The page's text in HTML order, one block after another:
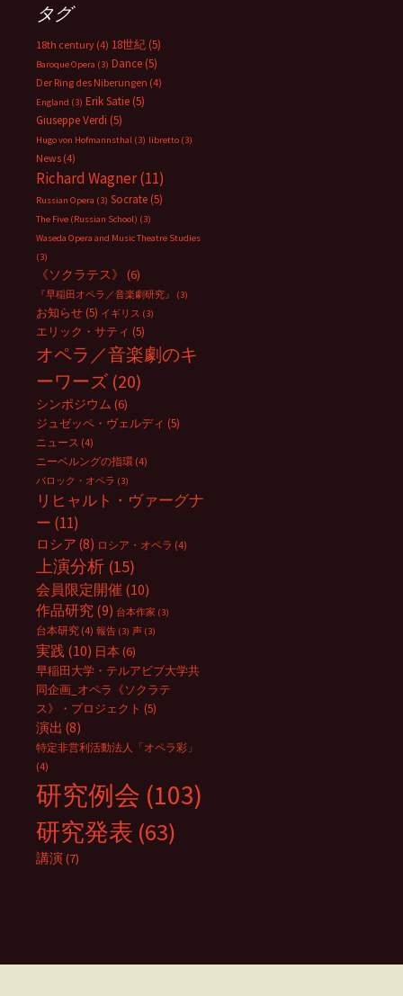
ブ
タグ
18th century (4) 18世紀 (5)
Baroque Opera (3) Dance (5)
Der Ring des Niberungen (4)
England (3) Erik Satie (5)
Giuseppe Verdi (5)
Hugo von Hofmannsthal (3) libretto (3)
News (4)
Richard Wagner(11)
Russian Opera (3) Socrate (5)
The Five (Russian School) (3)
Waseda Opera and Music Theatre Studies
(3)
《ソクラテス》 (6)
『早稲田オペラ／音楽劇研究』 (3)
お知らせ (5) イギリス (3)
エリック・サティ (5)
オペラ／音楽劇のキ
ーワーズ (20)
シンポジウム (6)
ジュゼッペ・ヴェルディ (5)
ニュース (4)
ニーベルングの指環 (4)
バロック・オペラ (3)
リヒャルト・ヴァーグナ
ー (11)
ロシア (8) ロシア・オペラ (4)
上演分析 (15)
会員限定開催 (10)
作品研究 (9) 台本作家 (3)
台本研究 (4) 報告 (3) 声 (3)
実践 (10) 日本 (6)
早稲田大学・テルアビブ大学共
同企画_オペラ《ソクラテ
ス》・プロジェクト (5)
演出 (8)
特定非営利活動法人「オペラ彩」
(4)
研究例会 (103)
研究発表 (63)
講演(7)